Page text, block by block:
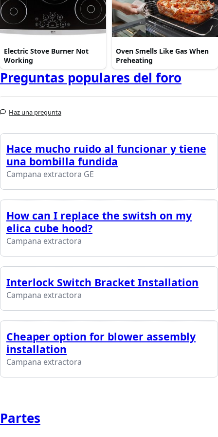
Electric Stove Burner Not
Working
Oven Smells Like Gas When
Preheating
Preguntas populares del foro
Haz una pregunta
Hace mucho ruido al funcionar y tiene
una bombilla fundida
Campana extractora GE
How can I replace the switsh on my
elica cube hood?
Campana extractora
Interlock Switch Bracket Installation
Campana extractora
Cheaper option for blower assembly
installation
Campana extractora
Partes